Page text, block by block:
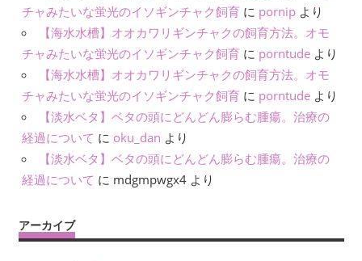
チャみたいな蛍光のイソギンチャク飼育 に pornip より
【海水水槽】オオカワリギンチャクの飼育方法。オモ
チャみたいな蛍光のイソギンチャク飼育 に porntude より
【海水水槽】オオカワリギンチャクの飼育方法。オモ
チャみたいな蛍光のイソギンチャク飼育 に porntude より
【淡水ベタ】ベタの頭にどんどん膨らむ腫瘍。治療の
経過について に oku_dan より
【淡水ベタ】ベタの頭にどんどん膨らむ腫瘍。治療の
経過について に mdgmpwgx4 より
アーカイブ